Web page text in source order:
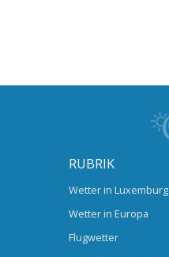
RUBRIK
Wetter in Luxemburg
Wetter in Europa
Flugwetter